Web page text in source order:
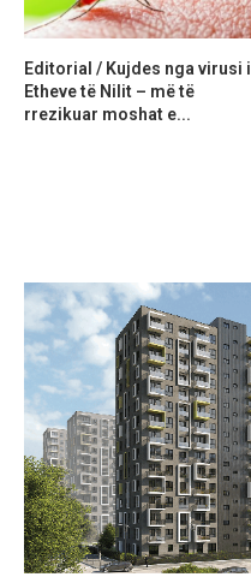
Editorial / Kujdes nga virusi i
Etheve të Nilit – më të
rrezikuar moshat e...